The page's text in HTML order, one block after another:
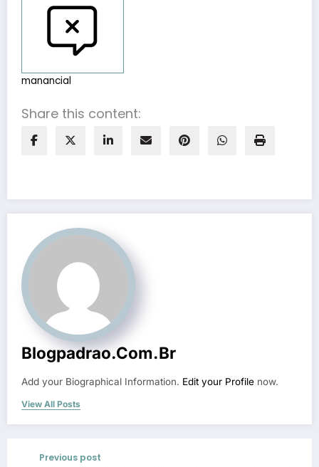
manancial
Share this content:
Blogpadrao.com.br
Add your Biographical Information. Edit your Profile now.
View All Posts
Previous post